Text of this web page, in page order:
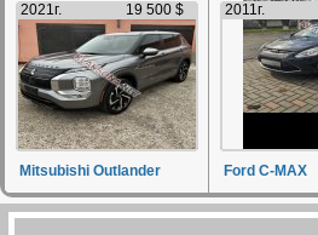
2021г. 19 500 $
Mitsubishi Outlander
2011г.
Ford C-MAX